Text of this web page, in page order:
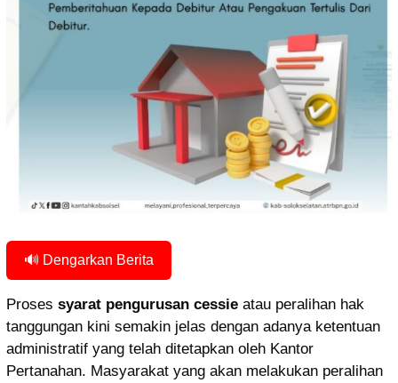
🔊 Dengarkan Berita
Proses syarat pengurusan cessie atau peralihan hak
tanggungan kini semakin jelas dengan adanya ketentuan
administratif yang telah ditetapkan oleh Kantor
Pertanahan. Masyarakat yang akan melakukan peralihan